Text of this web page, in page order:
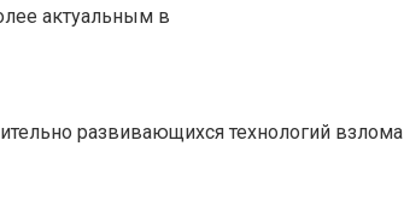
актуальным в
развивающихся технологий взлома